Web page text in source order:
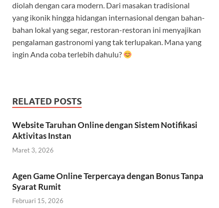
diolah dengan cara modern. Dari masakan tradisional
yang ikonik hingga hidangan internasional dengan bahan-
bahan lokal yang segar, restoran-restoran ini menyajikan
pengalaman gastronomi yang tak terlupakan. Mana yang
ingin Anda coba terlebih dahulu?
RELATED POSTS
Website Taruhan Online dengan Sistem Notifikasi
Aktivitas Instan
Maret 3, 2026
Agen Game Online Terpercaya dengan Bonus Tanpa
Syarat Rumit
Februari 15, 2026